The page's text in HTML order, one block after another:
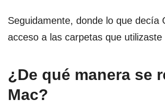
Seguidamente, donde lo que decía
acceso a las carpetas que
¿De qué manera se
Mac?